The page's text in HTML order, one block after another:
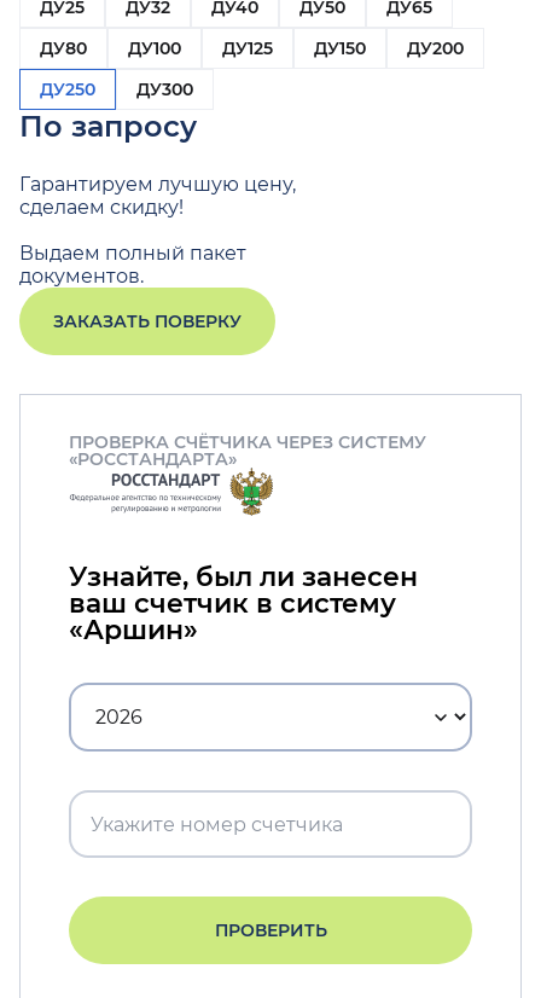
ДУ25
ДУ32 ДУ40 ДУ50
ДУ65
ДУ80
ДУ100 ДУ125 ДУ150
ДУ200
ДУ250
ДУ300
По запросу
Гарантируем лучшую цену,
сделаем скидку!
Выдаем полный пакет
документов.
ЗАКАЗАТЬ ПОВЕРКУ
ПРОВЕРКА СЧЁТЧИКА ЧЕРЕЗ СИСТЕМУ
«РОССТАНДАРТА»
Узнайте, был ли занесен
ваш счетчик в систему
«Аршин»
ПРОВЕРИТЬ